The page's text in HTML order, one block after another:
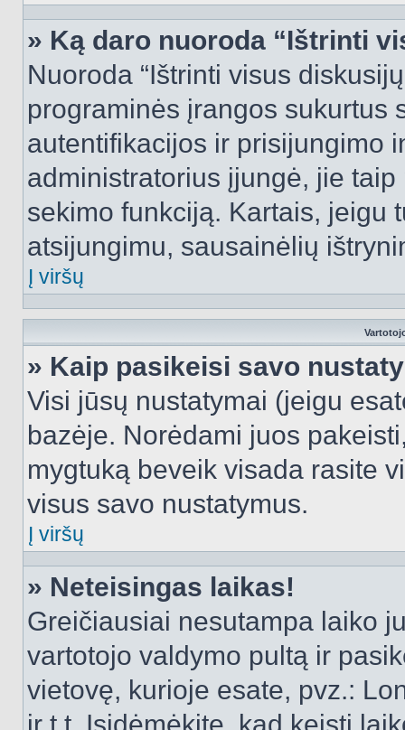
» Ką daro nuoroda “Ištrinti
Nuoroda “Ištrinti visus
programinės įrangos sukurtus
autentifikacijos ir prisijungimo
administratorius įjungė, jie
sekimo funkciją. Kartais, jeigu
atsijungimu, sausainėlių
Į viršų
» Kaip pasikeisi savo
Visi jūsų nustatymai (jeigu
bazėje. Norėdami juos
mygtuką beveik visada rasite
visus savo nustatymus.
Į viršų
» Neteisingas laikas!
Greičiausiai nesutampa laiko
vartotojo valdymo pultą ir
vietovę, kurioje esate, pvz.: